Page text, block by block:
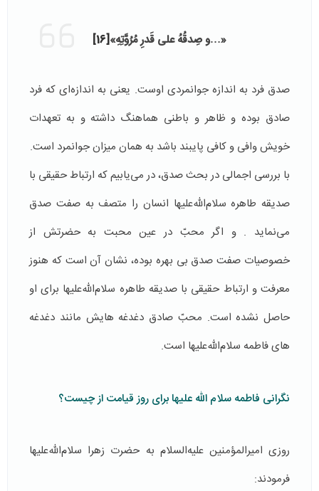
«…و صِدقُهُ على قَدرِ مُرُوَّتِهِ»[16]
صدق فرد به اندازه جوانمردی اوست. یعنی به اندازه‌ای که فرد
صادق بوده و ظاهر و باطنی هماهنگ داشته و به تعهدات
خویش وافی و کافی پایبند باشد به همان میزان جوانمرد است.
با بررسی اجمالی در بحث صدق، در می‌یابیم که ارتباط حقیقی با
صدیقه طاهره سلام‌الله‌علیها انسان را متصف به صفت صدق
می‌نماید . و اگر محبّ در عین محبت به حضرتش از
خصوصیات صفت صدق بی بهره بوده، نشان آن است که هنوز
معرفت و ارتباط حقیقی با صدیقه طاهره سلام‌الله‌علیها برای او
حاصل نشده است. محبّ صادق دغدغه هایش مانند دغدغه
های فاطمه سلام‌الله‌علیها است.
نگرانی فاطمه سلام الله علیها برای روز قیامت از چیست؟
روزی امیرالمؤمنین علیه‌السلام به حضرت زهرا سلام‌الله‌علیها
فرمودند: